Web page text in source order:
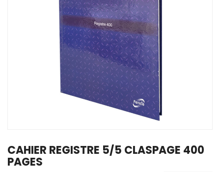
CAHIER REGISTRE 5/5 CLASPAGE 400
PAGES